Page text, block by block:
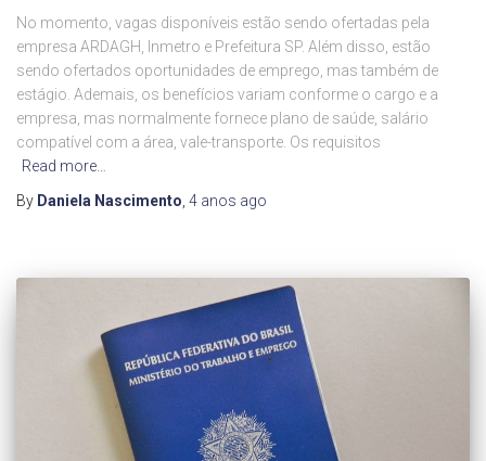
No momento, vagas disponíveis estão sendo ofertadas pela
empresa ARDAGH, Inmetro e Prefeitura SP. Além disso, estão
sendo ofertados oportunidades de emprego, mas também de
estágio. Ademais, os benefícios variam conforme o cargo e a
empresa, mas normalmente fornece plano de saúde, salário
compatível com a área, vale-transporte. Os requisitos
Read more…
By Daniela Nascimento 4 anos ago